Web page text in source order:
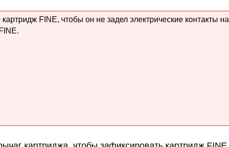
картридж FINE, чтобы он не задел электрические контакты на
.